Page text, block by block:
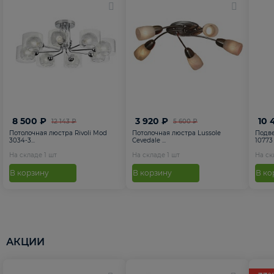
12 143 ₽
8 500 ₽
Потолочная люстра Rivoli Mod
3034-3...
На складе 1 шт
В корзину
5 600 ₽
3 920 ₽
Потолочная люстра Lussole
Cevedale ...
На складе 1 шт
В корзину
10
10773
На
В
АКЦИИ